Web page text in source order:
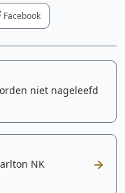
Facebook
niet nageleefd
NK